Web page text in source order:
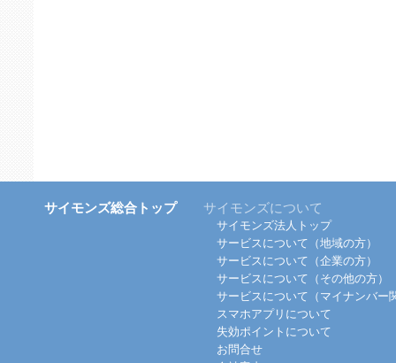
サイモンズ総合トップ サイモンズについて
サイモンズ法人トップ
サービスについて（地域の方）
サービスについて（企業の方）
サービスについて（その他の方）
サービスについて（マイナンバー
スマホアプリについて
失効ポイントについて
お問合せ